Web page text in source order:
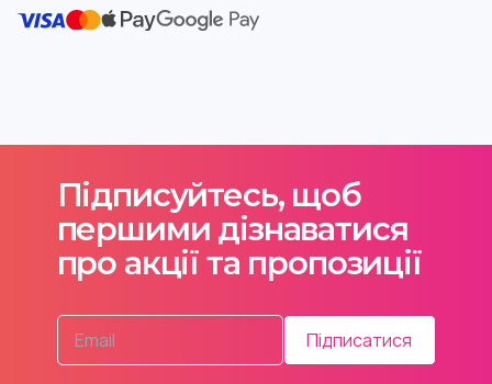
Підписуйтесь, щоб
першими дізнаватися
про акції та пропозиції
Підписатися